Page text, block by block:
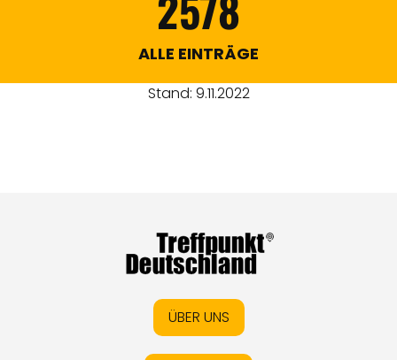
ALLE EINTRÄGE
Stand: 9.11.2022
ÜBER UNS